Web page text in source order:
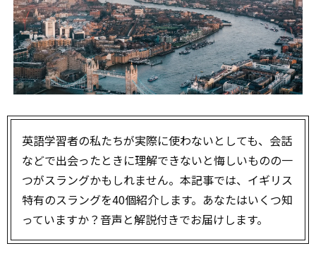
英語学習者の私たちが実際に使わないとしても、会話
などで出会ったときに理解できないと悔しいものの一
つがスラングかもしれません。本記事では、イギリス
特有のスラングを40個紹介します。あなたはいくつ知
っていますか？音声と解説付きでお届けします。